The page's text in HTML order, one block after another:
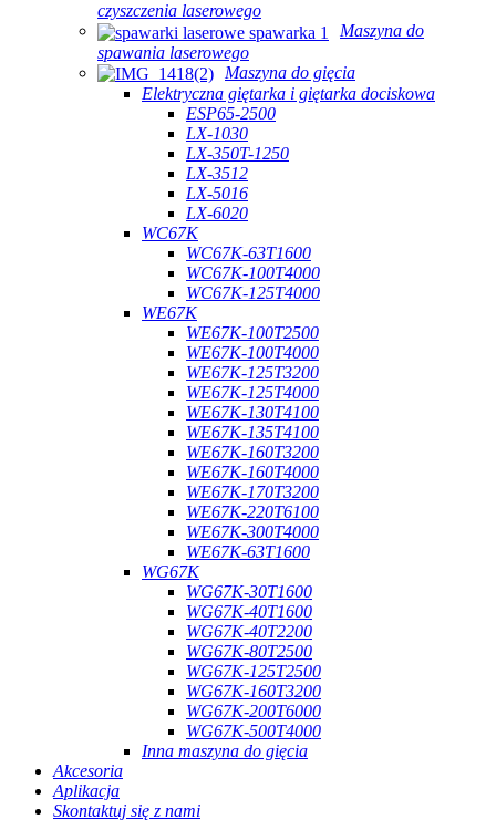
czyszczenia laserowego
Maszyna do
spawania laserowego
Maszyna do gięcia
Elektryczna giętarka i giętarka dociskowa
ESP65-2500
LX-1030
LX-350T-1250
LX-3512
LX-5016
LX-6020
WC67K
WC67K-63T1600
WC67K-100T4000
WC67K-125T4000
WE67K
WE67K-100T2500
WE67K-100T4000
WE67K-125T3200
WE67K-125T4000
WE67K-130T4100
WE67K-135T4100
WE67K-160T3200
WE67K-160T4000
WE67K-170T3200
WE67K-220T6100
WE67K-300T4000
WE67K-63T1600
WG67K
WG67K-30T1600
WG67K-40T1600
WG67K-40T2200
WG67K-80T2500
WG67K-125T2500
WG67K-160T3200
WG67K-200T6000
WG67K-500T4000
Inna maszyna do gięcia
Akcesoria
Aplikacja
Skontaktuj się z nami